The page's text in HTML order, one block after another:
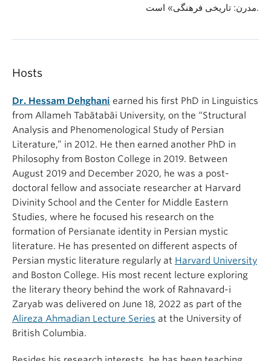
مدرن: تاریخی فرهنگی» است.
Hosts
Dr. Hessam Dehghani earned his first PhD in Linguistics
from Allameh Tabātabāi University, on the “Structural
Analysis and Phenomenological Study of Persian
Literature,” in 2012. He then earned another PhD in
Philosophy from Boston College in 2019. Between
August 2019 and December 2020, he was a post-
doctoral fellow and associate researcher at Harvard
Divinity School and the Center for Middle Eastern
Studies, where he focused his research on the
formation of Persianate identity in Persian mystic
literature. He has presented on different aspects of
Persian mystic literature regularly at Harvard University
and Boston College. His most recent lecture exploring
the literary theory behind the work of Rahnavard-i
Zaryab was delivered on June 18, 2022 as part of the
Alireza Ahmadian Lecture Series at the University of
British Columbia.